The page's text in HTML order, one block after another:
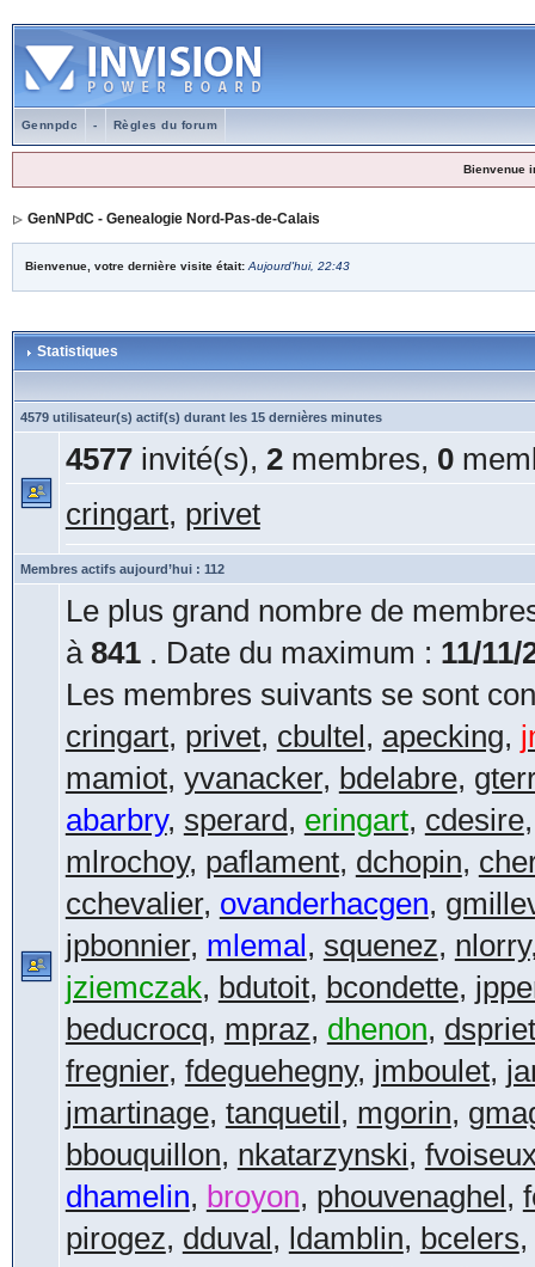
Gennpdc - Règles du forum
Bienvenue
GenNPdC - Genealogie Nord-Pas-de-Calais
Bienvenue, votre dernière visite était: Aujourd'hui, 22:43
Statistiques
4579 utilisateur(s) actif(s) durant les 15 dernières minutes
4577invité(s), 2membres, 0
cringart, privet
Membres actifs aujourd’hui : 112
Le plus grand nombre de
à 841. Date du maximum : 11/11/
Les membres suivants se sont
cringart, privet, cbultel, apecking,
mamiot, yvanacker, bdelabre,
abarbry, sperard, eringart, cdesire
mlrochoy, paflament, dchopin,
cchevalier, ovanderhacgen,
jpbonnier, mlemal, squenez, nlorry
jziemczak, bdutoit, bcondette,
beducrocq, mpraz, dhenon, dspriet
fregnier, fdeguehegny, jmboulet,
jmartinage, tanquetil, mgorin,
bbouquillon, nkatarzynski,
dhamelin, broyon, phouvenaghel,
pirogez, dduval, ldamblin, bcelers,